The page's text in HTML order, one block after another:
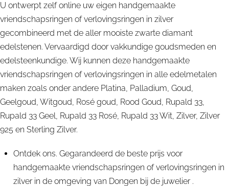
U ontwerpt zelf online uw eigen handgemaakte
vriendschapsringen of verlovingsringen in zilver
gecombineerd met de aller mooiste zwarte diamant
edelstenen. Vervaardigd door vakkundige goudsmeden en
edelsteenkundige. Wij kunnen deze handgemaakte
vriendschapsringen of verlovingsringen in alle edelmetalen
maken zoals onder andere Platina, Palladium, Goud,
Geelgoud, Witgoud, Rosé goud, Rood Goud, Rupald 33,
Rupald 33 Geel, Rupald 33 Rosé, Rupald 33 Wit, Zilver, Zilver
925 en Sterling Zilver.
Ontdek ons. Gegarandeerd de beste prijs voor
handgemaakte vriendschapsringen of verlovingsringen in
zilver in de omgeving van Dongen bij de juwelier .